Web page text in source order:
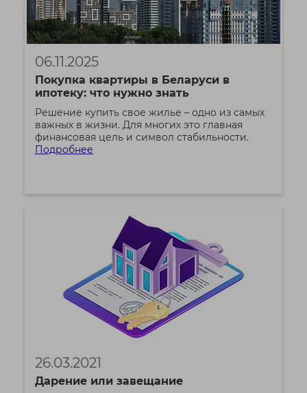
06.11.2025
Покупка квартиры в Беларуси в
ипотеку: что нужно знать
Решение купить свое жилье – одно из самых
важных в жизни. Для многих это главная
финансовая цель и символ стабильности.
Подробнее
26.03.2021
Дарение или завещание